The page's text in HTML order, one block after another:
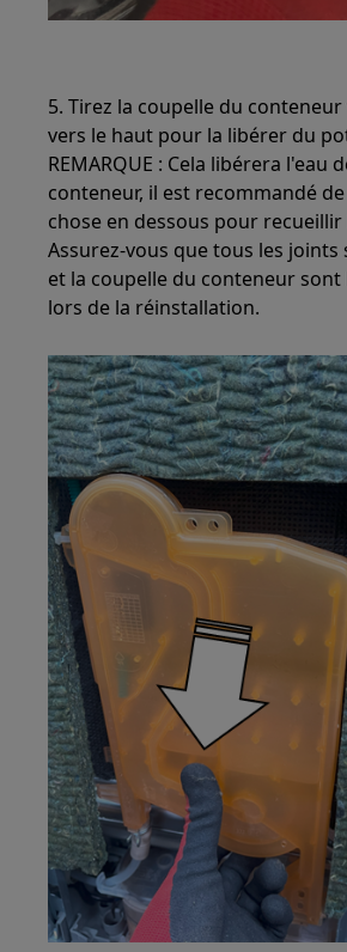
5. Tirez la coupelle du
vers le haut pour la libérer du
REMARQUE : Cela libérera l'eau
conteneur, il est recommandé
chose en dessous pour
Assurez-vous que tous les joints
et la coupelle du conteneur sont
lors de la réinstallation.